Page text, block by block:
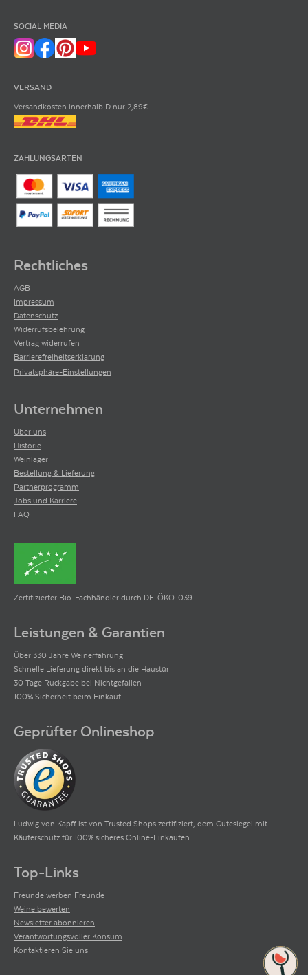
SOCIAL MEDIA
VERSAND
Versandkosten innerhalb D nur 2,89€
ZAHLUNGSARTEN
Rechtliches
AGB
Impressum
Datenschutz
Widerrufsbelehrung
Vertrag widerrufen
Barrierefreiheitserklärung
Privatsphäre-Einstellungen
Unternehmen
Über uns
Historie
Weinlager
Bestellung & Lieferung
Partnerprogramm
Jobs und Karriere
FAQ
Zertifizierter Bio-Fachhändler durch DE-ÖKO-039
Leistungen & Garantien
Über 330 Jahre Weinerfahrung
Schnelle Lieferung direkt bis an die Haustür
30 Tage Rückgabe bei Nichtgefallen
100% Sicherheit beim Einkauf
Geprüfter Onlineshop
Ludwig von Kapff ist von Trusted Shops zertifiziert, dem Gütesiegel mit
Käuferschutz für 100% sicheres Online-Einkaufen.
Top-Links
Freunde werben Freunde
Weine bewerten
Newsletter abonnieren
Verantwortungsvoller Konsum
Kontaktieren Sie uns